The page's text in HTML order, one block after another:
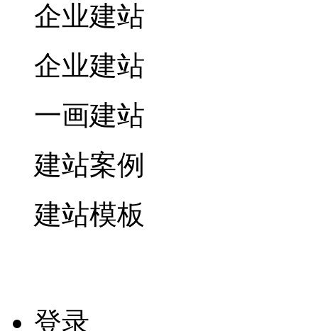
企业建站
企业建站
一画建站
建站案例
建站模板
登录